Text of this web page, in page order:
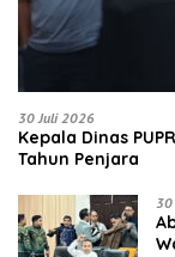
30 Juli 2026
Kepala Dinas
Tahun Penjara
30